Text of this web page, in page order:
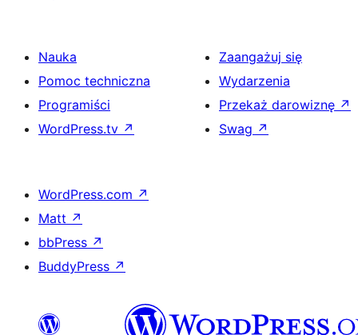
Nauka
Pomoc techniczna
Programiści
WordPress.tv ↗
Zaangażuj się
Wydarzenia
Przekaż darowiznę ↗
Swag ↗
WordPress.com ↗
Matt ↗
bbPress ↗
BuddyPress ↗